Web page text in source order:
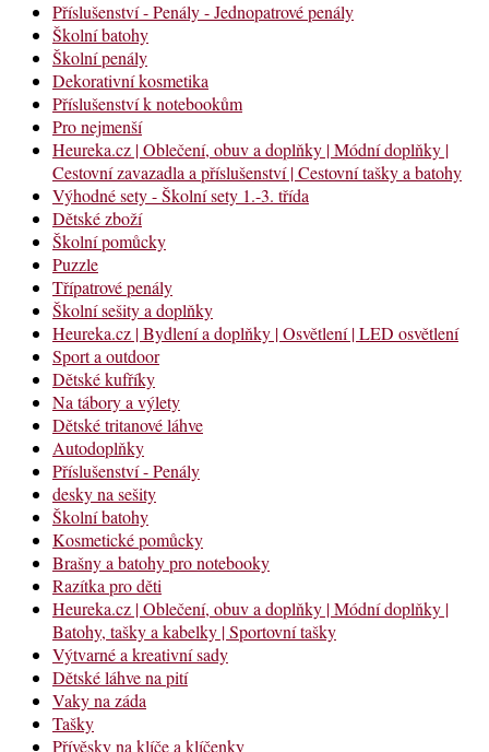
Příslušenství - Penály - Jednopatrové penály
Školní batohy
Školní penály
Dekorativní kosmetika
Příslušenství k notebookům
Pro nejmenší
Heureka.cz | Oblečení, obuv a doplňky | Módní doplňky |
Cestovní zavazadla a příslušenství | Cestovní tašky a batohy
Výhodné sety - Školní sety 1.-3. třída
Dětské zboží
Školní pomůcky
Puzzle
Třípatrové penály
Školní sešity a doplňky
Heureka.cz | Bydlení a doplňky | Osvětlení | LED osvětlení
Sport a outdoor
Dětské kufříky
Na tábory a výlety
Dětské tritanové láhve
Autodoplňky
Příslušenství - Penály
desky na sešity
Školní batohy
Kosmetické pomůcky
Brašny a batohy pro notebooky
Razítka pro děti
Heureka.cz | Oblečení, obuv a doplňky | Módní doplňky |
Batohy, tašky a kabelky | Sportovní tašky
Výtvarné a kreativní sady
Dětské láhve na pití
Vaky na záda
Tašky
Přívěsky na klíče a klíčenky